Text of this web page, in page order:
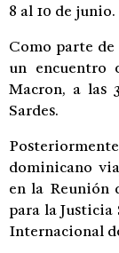
8 al 10 de junio.
Como parte de
un encuentro
Macron, a las
Sardes.
dominicano
en la Reunión
para la
Internacional